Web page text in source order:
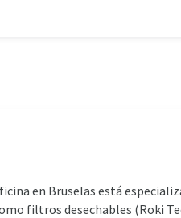
en Bruselas está
filtros desechables (Roki